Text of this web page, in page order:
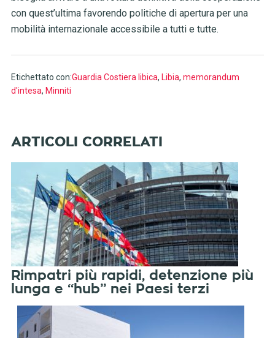
con quest’ultima favorendo politiche di apertura per una
mobilità internazionale accessibile a tutti e tutte.
Etichettato con:Guardia Costiera libica, Libia, memorandum
d'intesa, Minniti
Rimpatri più rapidi, detenzione più
lunga e “hub” nei Paesi terzi